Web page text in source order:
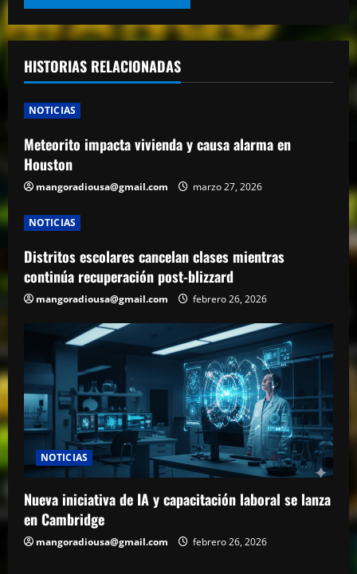
HISTORIAS RELACIONADAS
NOTICIAS
Meteorito impacta vivienda y causa alarma en
Houston
mangoradiousa@gmail.com marzo 27, 2026
NOTICIAS
Distritos escolares cancelan clases mientras
continúa recuperación post-blizzard
mangoradiousa@gmail.com febrero 26, 2026
NOTICIAS
Nueva iniciativa de IA y capacitación laboral se lanza
en Cambridge
mangoradiousa@gmail.com febrero 26, 2026